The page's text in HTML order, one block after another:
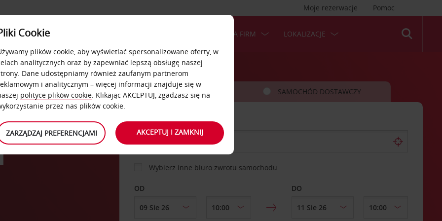
Pomoc
Moje rezerwacje
USŁUGI
OFERTA DLA FIRM LOKALIZACJE
SAMOCHÓD SAMOCHÓD DOSTAWCZY
MIEJSCE ODBIORU
Wybierz inne biuro zwrotu samochodu
OD DO
Cookie
plików cookie, aby wyświetlać spersonalizowane oferty, w
analitycznych oraz by zapewniać lepszą obsługę naszej
Dane udostępniamy również zaufanym partnerom
i analitycznym – więcej informacji znajduje się w
polityce plików cookie. Klikając AKCEPTUJ, zgadzasz się na
przez nas plików cookie.
ZARZĄDZAJ PREFERENCJAMI AKCEPTUJ I ZAMKNIJ